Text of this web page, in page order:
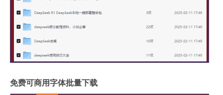
免费可商用字体批量下载